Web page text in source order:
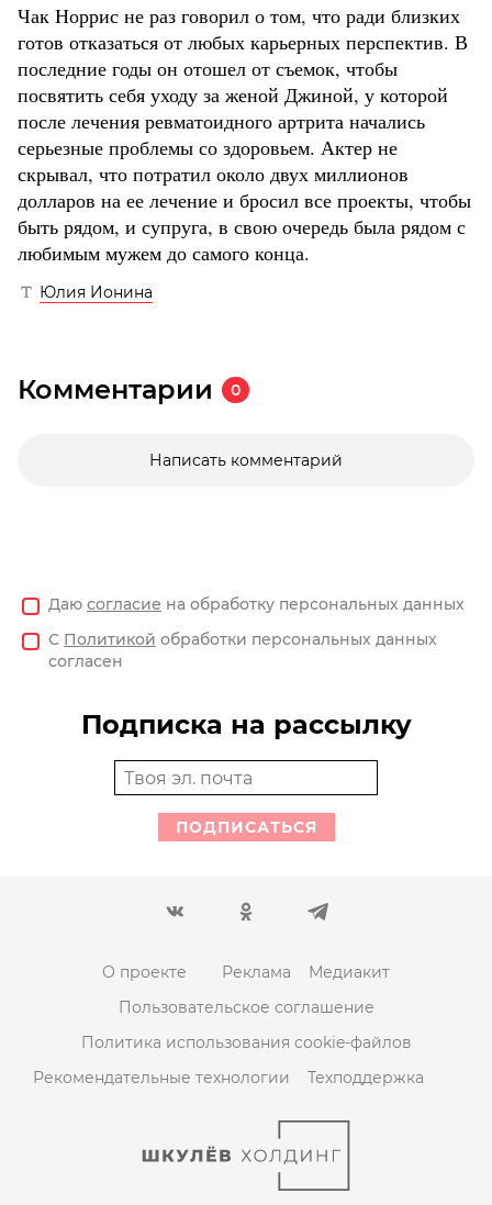
Чак Норрис не раз говорил о том, что ради близких
готов отказаться от любых карьерных перспектив. В
последние годы он отошел от съемок, чтобы
посвятить себя уходу за женой Джиной, у которой
после лечения ревматоидного артрита начались
серьезные проблемы со здоровьем. Актер не
скрывал, что потратил около двух миллионов
долларов на ее лечение и бросил все проекты, чтобы
быть рядом, и супруга, в свою очередь была рядом с
любимым мужем до самого конца.
Юлия Ионина
Комментарии 0
Написать комментарий
Даю согласие на обработку персональных данных
С Политикой обработки персональных данных
согласен
Подписка на рассылку
ПОДПИСАТЬСЯ
О проекте Реклама
Медиакит
Пользовательское соглашение
Политика использования cookie-файлов
Рекомендательные технологии
Техподдержка